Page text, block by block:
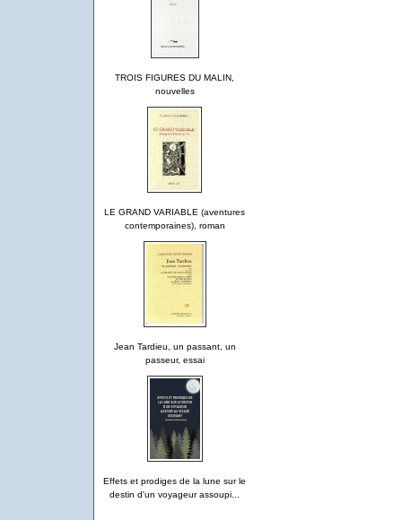
TROIS FIGURES DU MALIN,
nouvelles
LE GRAND VARIABLE (aventures
contemporaines), roman
Jean Tardieu, un passant, un
passeur, essai
Effets et prodiges de la lune sur le
destin d'un voyageur assoupi...